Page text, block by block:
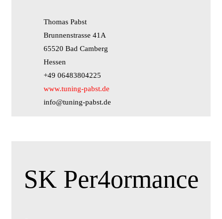
Thomas Pabst
Brunnenstrasse 41A
65520 Bad Camberg
Hessen
+49 06483804225
www.tuning-pabst.de
info@tuning-pabst.de
SK Per4ormance